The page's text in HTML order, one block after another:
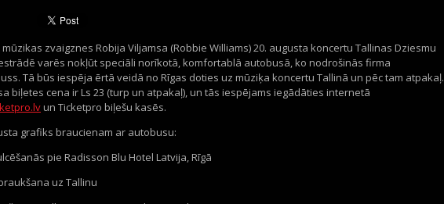
zvaigznes Robija Viljamsa (Robbie Williams) 20. augusta koncertu Tallinas Dziesmu
varēs nokļūt speciāli norīkotā, komfortablā autobusā, ko nodrošinās firma
Tā būs iespēja ērtā veidā no Rīgas doties uz mūziķa koncertu Tallinā un pēc tam atpakaļ.
biļetes cena ir Ls 23 (turp un atpakaļ), un tās iespējams iegādāties internetā
un Ticketpro biļešu kasēs.
grafiks braucienam ar autobusu:
pie Radisson Blu Hotel Latvija, Rīgā
uz Tallinu